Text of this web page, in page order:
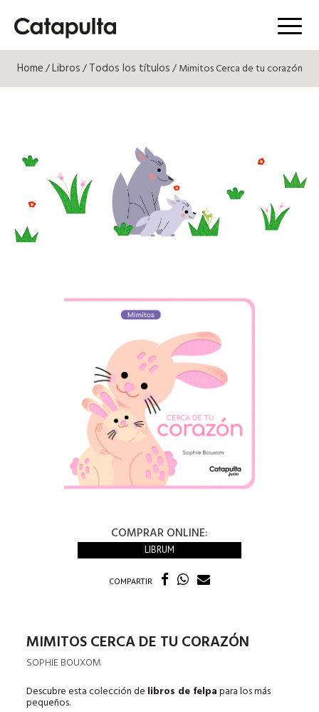
Menú
Home/Libros/Todos los títulos/ Mimitos Cerca de tu corazón
COMPRAR ONLINE:
LIBRUM
COMPARTIR
MIMITOS CERCA DE TU CORAZÓN
SOPHIE BOUXOM
Descubre esta colección de libros de felpapara los más
pequeños.